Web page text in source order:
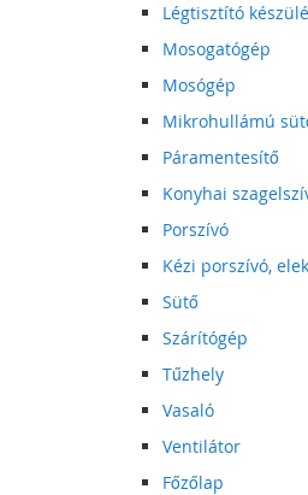
Légtisztító
Mosogatógép
Mosógép
Mikrohullámú
Páramentesítő
Konyhai
Porszívó
Kézi porszívó,
Sütő
Szárítógép
Tűzhely
Vasaló
Ventilátor
Főzőlap